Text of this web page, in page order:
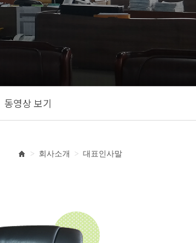
동영상 보기
> 회사소개 > 대표인사말